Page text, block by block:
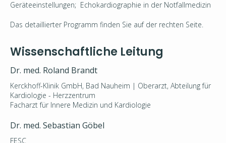
Geräteeinstellungen; Echokardiographie in der Notfallmedizin
Das detaillierter Programm finden Sie auf der rechten Seite.
Wissenschaftliche Leitung
Dr. med. Roland Brandt
Kerckhoff-Klinik GmbH, Bad Nauheim | Oberarzt, Abteilung für
Kardiologie - Herzzentrum
Facharzt für Innere Medizin und Kardiologie
Dr. med. Sebastian Göbel
FESC